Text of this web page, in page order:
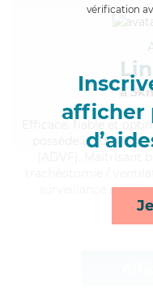
vérification
afficher
à
, fiable et
possède un diplôme
surveillance de